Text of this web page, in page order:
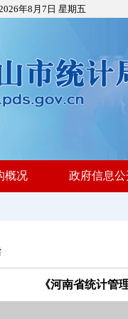
年8月7日 星期五
概况 政府信息公
《河南省统计管